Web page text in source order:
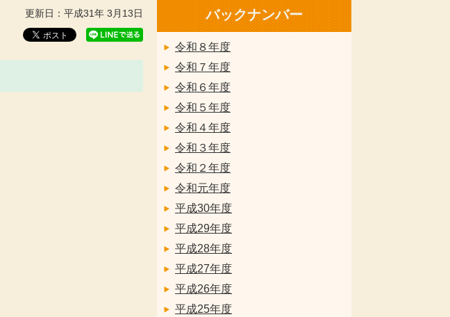
更新日：平成31年 3月13日 バックナンバー
令和８年度
令和７年度
令和６年度
令和５年度
令和４年度
令和３年度
令和２年度
令和元年度
平成30年度
平成29年度
平成28年度
平成27年度
平成26年度
平成25年度